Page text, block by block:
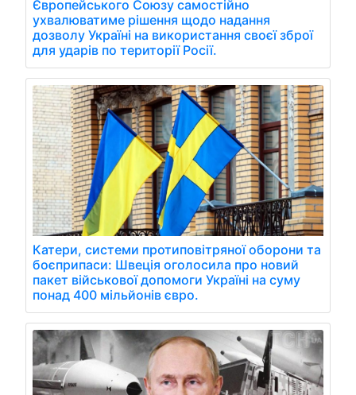
Європейського Союзу самостійно
ухвалюватиме рішення щодо надання
дозволу Україні на використання своєї зброї
для ударів по території Росії.
Катери, системи протиповітряної оборони та
боєприпаси: Швеція оголосила про новий
пакет військової допомоги Україні на суму
понад 400 мільйонів євро.